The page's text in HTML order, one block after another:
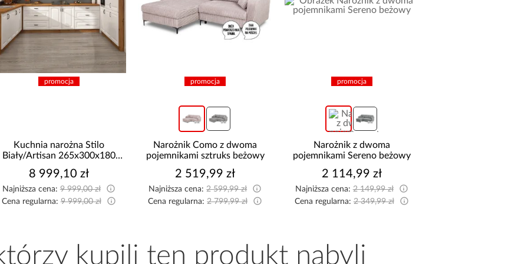
promocja
Kuchnia narożna Stilo
Biały/Artisan 265x300x180
8 999,10 zł
Najniższa cena:9 999,00 zł
Cena regularna:9 999,00 zł
promocja
Narożnik Como z dwoma
pojemnikami sztruks beżowy
2 519,99 zł
Najniższa cena:2 599,99 zł
Cena regularna:2 799,99 zł
promocja
Narożnik z dwoma
pojemnikami Sereno beżowy
2 114,99 zł
Najniższa cena:2 149,99 zł
Cena regularna:2 349,99 zł
kupili ten produkt nabyli